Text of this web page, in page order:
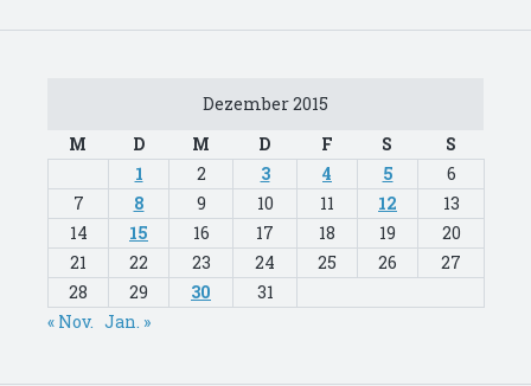
Dezember 2015
M
D M D F S
S
1
2 3 4 5
6
7
8 9 10 11 12
13
14
15 16 17 18 19
20
21
22 23 24 25 26
27
28
29 30
31
« Nov. Jan. »